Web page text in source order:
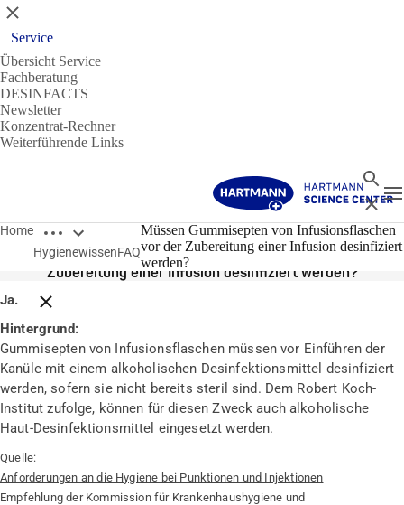
Schließen
Service
Übersicht Service
Fachberatung
DESINFACTS
Newsletter
Konzentrat-Rechner
Weiterführende Links
Suche
Home Breadcrumbs öffnen
Breadcrumbs schließen
HygienewissenFAQ
Müssen Gummisepten von Infusionsflaschen
vor der Zubereitung einer Infusion desinfiziert
werden?
14.01.2020
Müssen Gummisepten von Infusionsflaschen vor der
Zubereitung einer Infusion desinfiziert werden?
Ja.
Hintergrund:
Gummisepten von Infusionsflaschen müssen vor Einführen der
Kanüle mit einem alkoholischen Desinfektionsmittel desinfiziert
werden, sofern sie nicht bereits steril sind. Dem Robert Koch-
Institut zufolge, können für diesen Zweck auch alkoholische
Haut-Desinfektionsmittel eingesetzt werden.
Quelle:
Anforderungen an die Hygiene bei Punktionen und Injektionen
Empfehlung der Kommission für Krankenhaushygiene und